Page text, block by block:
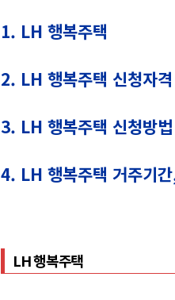
1. LH 행복주택
2. LH 행복주택 신청자격
3. LH 행복주택 신청방법
4. LH 행복주택 거주기
LH 행복주택